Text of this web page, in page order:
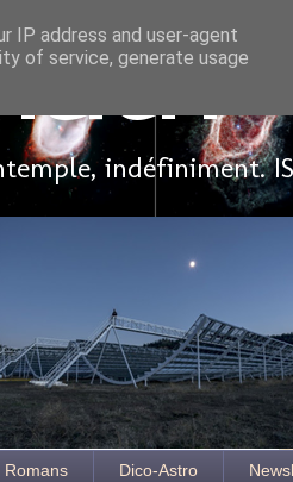
indéfiniment.
Romans Dico-Astro
IP address and user-agent
of service, generate usage